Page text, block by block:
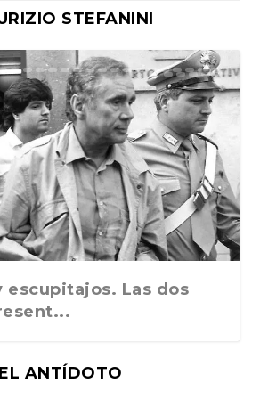
Alejan...
subl...
al circo...
La Tour. ...
la hist...
STEFANINI
escupitajos. Las dos
EL ANTÍDOTO